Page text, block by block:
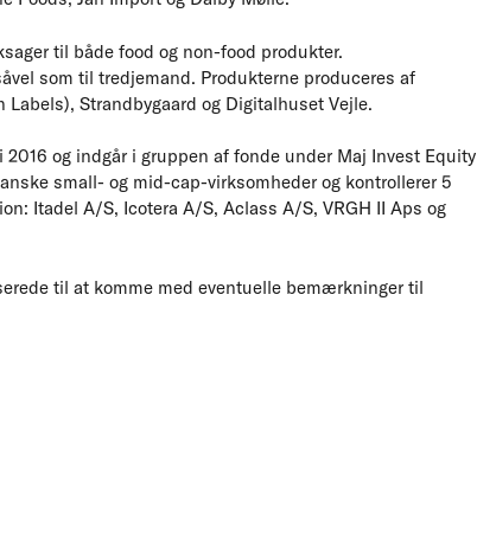
til både food og non-food produkter.
som til tredjemand. Produkterne produceres af
Strandbygaard og Digitalhuset Vejle.
og indgår i gruppen af fonde under Maj Invest Equity
small- og mid-cap-virksomheder og kontrollerer 5
Itadel A/S, Icotera A/S, Aclass A/S, VRGH II Aps og
til at komme med eventuelle bemærkninger til